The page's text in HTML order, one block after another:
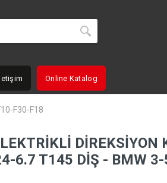
Online Katalog
F30-F18
DİREKSİYON
6.7 T145 DİŞ - BMW